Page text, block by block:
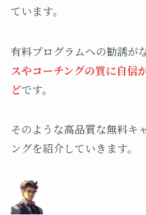
ています。
有料プログラムへの勧誘が
スやコーチングの質に自信
どです。
そのような高品質な無料キ
ングを紹介していきます。